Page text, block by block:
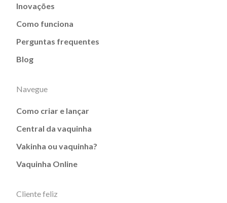
Inovações
Como funciona
Perguntas frequentes
Blog
Navegue
Como criar e lançar
Central da vaquinha
Vakinha ou vaquinha?
Vaquinha Online
Cliente feliz